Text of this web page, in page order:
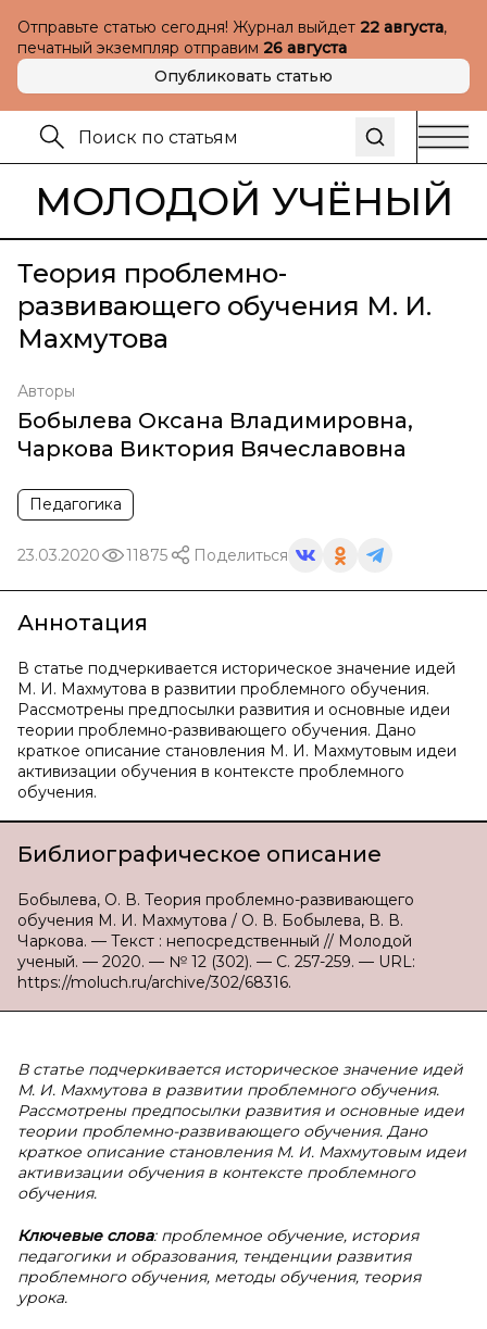
Отправьте статью сегодня! Журнал выйдет 22 августа,
печатный экземпляр отправим 26 августа
Опубликовать статью
МОЛОДОЙ УЧЁНЫЙ
Теория проблемно-
развивающего обучения М. И.
Махмутова
Авторы
Бобылева Оксана Владимировна,
Чаркова Виктория Вячеславовна
Педагогика
23.03.2020 11875 Поделиться
Аннотация
В статье подчеркивается историческое значение идей
М. И. Махмутова в развитии проблемного обучения.
Рассмотрены предпосылки развития и основные идеи
теории проблемно-развивающего обучения. Дано
краткое описание становления М. И. Махмутовым идеи
активизации обучения в контексте проблемного
обучения.
Библиографическое описание
Бобылева, О. В. Теория проблемно-развивающего
обучения М. И. Махмутова / О. В. Бобылева, В. В.
Чаркова. — Текст : непосредственный // Молодой
ученый. — 2020. — № 12 (302). — С. 257-259. — URL:
https://moluch.ru/archive/302/68316.
В статье подчеркивается историческое значение идей
М. И. Махмутова в развитии проблемного обучения.
Рассмотрены предпосылки развития и основные идеи
теории проблемно-развивающего обучения. Дано
краткое описание становления М. И. Махмутовым идеи
активизации обучения в контексте проблемного
обучения.
Ключевые слова: проблемное обучение, история
педагогики и образования, тенденции развития
проблемного обучения, методы обучения, теория
урока.